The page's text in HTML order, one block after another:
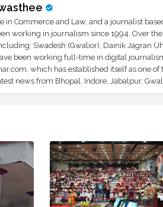
in Commerce and Law, and a journalist
working in journalism since 1994. Over
Swadesh (Gwalior), Dainik Jagran
been working full-time in digital
which has established itself as one
news from Bhopal, Indore, Jabalpur,